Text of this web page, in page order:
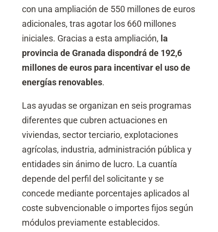
con una ampliación de 550 millones de euros
adicionales, tras agotar los 660 millones
iniciales. Gracias a esta ampliación, la
provincia de Granada dispondrá de 192,6
millones de euros para incentivar el uso de
energías renovables.
Las ayudas se organizan en seis programas
diferentes que cubren actuaciones en
viviendas, sector terciario, explotaciones
agrícolas, industria, administración pública y
entidades sin ánimo de lucro. La cuantía
depende del perfil del solicitante y se
concede mediante porcentajes aplicados al
coste subvencionable o importes fijos según
módulos previamente establecidos.